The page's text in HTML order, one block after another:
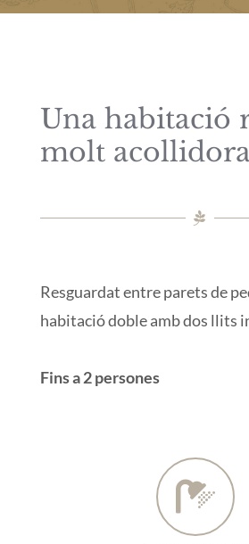
Una habitació
molt
Resguardat entre parets de
habitació doble amb dos llits
Fins a 2 persones